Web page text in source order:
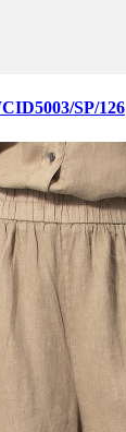
SP/126